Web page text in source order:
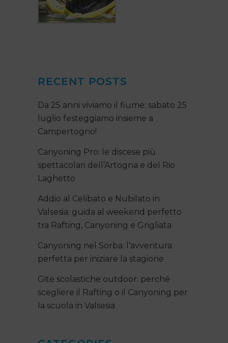
RECENT POSTS
Da 25 anni viviamo il fiume: sabato 25
luglio festeggiamo insieme a
Campertogno!
Canyoning Pro: le discese più
spettacolari dell’Artogna e del Rio
Laghetto
Addio al Celibato e Nubilato in
Valsesia: guida al weekend perfetto
tra Rafting, Canyoning e Grigliata
Canyoning nel Sorba: l’avventura
perfetta per iniziare la stagione
Gite scolastiche outdoor: perché
scegliere il Rafting o il Canyoning per
la scuola in Valsesia